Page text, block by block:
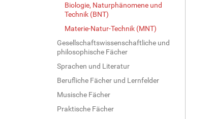
Biologie, Naturphänomene und
Technik (BNT)
Materie-Natur-Technik (MNT)
Gesellschaftswissenschaftliche und
philosophische Fächer
Sprachen und Literatur
Berufliche Fächer und Lernfelder
Musische Fächer
Praktische Fächer